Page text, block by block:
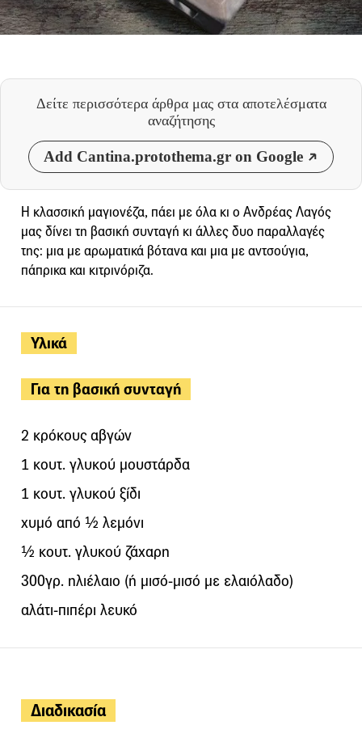
Δείτε περισσότερα άρθρα μας στα αποτελέσματα
αναζήτησης
Add Cantina.protothema.gr on Google
Υλικά
Για τη βασική συνταγή
2 κρόκους αβγών
1 κουτ. γλυκού μουστάρδα
1 κουτ. γλυκού ξίδι
χυμό από ½ λεμόνι
½ κουτ. γλυκού ζάχαρη
300γρ. ηλιέλαιο (ή μισό-μισό με ελαιόλαδο)
αλάτι-πιπέρι λευκό
Η κλασσική μαγιονέζα, πάει με όλα κι ο Ανδρέας Λαγός
μας δίνει τη βασική συνταγή κι άλλες δυο παραλλαγές
της: μια με αρωματικά βότανα και μια με αντσούγια,
πάπρικα και κιτρινόριζα.
Διαδικασία